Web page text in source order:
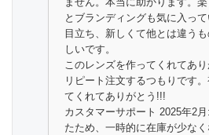
とブランディングも気に入っ
目立ち、新しくて他とは違う
しいです。
このレンズを作ってくれてあ
リピート注文するつもりです
てくれてありがとう!!!
カスタマーサポート 2025年2
たため、一時的に在庫が少な